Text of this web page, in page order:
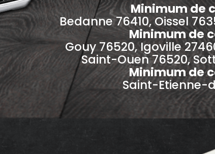
Minimum de
Bedanne 76410, Oissel
Minimum de
Gouy 76520, Igoville
Saint-Ouen 76520,
Minimum de
Saint-Etienne-